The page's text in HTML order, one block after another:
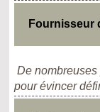
Fournisseur
De
pour évincer